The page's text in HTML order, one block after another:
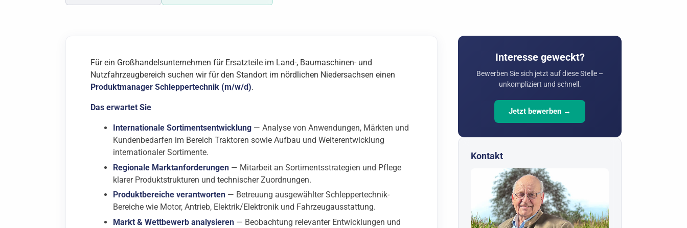
Für ein Großhandelsunternehmen für Ersatzteile im Land-, Baumaschinen- und
Nutzfahrzeugbereich suchen wir für den Standort im nördlichen Niedersachsen einen
Produktmanager Schleppertechnik (m/w/d).
Das erwartet Sie
Internationale Sortimentsentwicklung — Analyse von Anwendungen, Märkten und
Kundenbedarfen im Bereich Traktoren sowie Aufbau und Weiterentwicklung
internationaler Sortimente.
Regionale Marktanforderungen — Mitarbeit an Sortimentsstrategien und Pflege
klarer Produktstrukturen und technischer Zuordnungen.
Produktbereiche verantworten — Betreuung ausgewählter Schleppertechnik-
Bereiche wie Motor, Antrieb, Elektrik/Elektronik und Fahrzeugausstattung.
Markt & Wettbewerb analysieren — Beobachtung relevanter Entwicklungen und
Interesse geweckt?
Bewerben Sie sich jetzt auf diese Stelle –
unkompliziert und schnell.
Jetzt bewerben →
Kontakt